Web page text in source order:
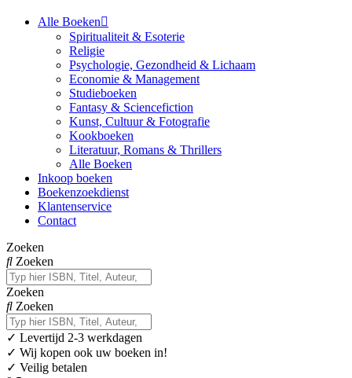
Alle Boeken
Spiritualiteit & Esoterie
Religie
Psychologie, Gezondheid & Lichaam
Economie & Management
Studieboeken
Fantasy & Sciencefiction
Kunst, Cultuur & Fotografie
Kookboeken
Literatuur, Romans & Thrillers
Alle Boeken
Inkoop boeken
Boekenzoekdienst
Klantenservice
Contact
Zoeken
Zoeken
Zoeken
Zoeken
✓ Levertijd 2-3 werkdagen
✓ Wij kopen ook uw boeken in!
✓ Veilig betalen